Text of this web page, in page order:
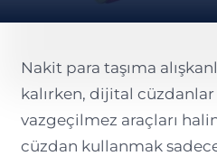
Nakit para taşıma
kalırken, dijital
vazgeçilmez araçları
cüzdan kullanmak